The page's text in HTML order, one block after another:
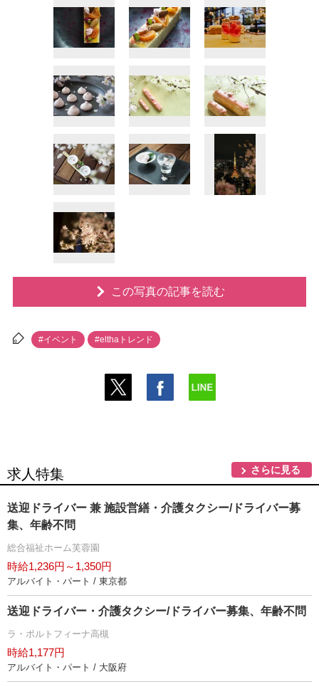
この写真の記事を読む
#イベント #elthaトレンド
求人特集 さらに見る
送迎ドライバー 兼 施設営繕・介護タクシー/ドライバー募
集、年齢不問
総合福祉ホーム芙蓉園
時給1,236円～1,350円
アルバイト・パート / 東京都
送迎ドライバー・介護タクシー/ドライバー募集、年齢不問
ラ・ポルトフィーナ高槻
時給1,177円
アルバイト・パート / 大阪府